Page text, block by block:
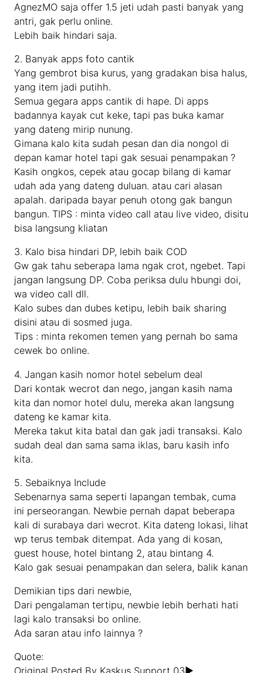
AgnezMO saja offer 1.5 jeti udah pasti banyak yang
antri, gak perlu online.
Lebih baik hindari saja.
2. Banyak apps foto cantik
Yang gembrot bisa kurus, yang gradakan bisa halus,
yang item jadi putihh.
Semua gegara apps cantik di hape. Di apps
badannya kayak cut keke, tapi pas buka kamar
yang dateng mirip nunung.
Gimana kalo kita sudah pesan dan dia nongol di
depan kamar hotel tapi gak sesuai penampakan ?
Kasih ongkos, cepek atau gocap bilang di kamar
udah ada yang dateng duluan. atau cari alasan
apalah. daripada bayar penuh otong gak bangun
bangun. TIPS : minta video call atau live video, disitu
bisa langsung kliatan
3. Kalo bisa hindari DP, lebih baik COD
Gw gak tahu seberapa lama ngak crot, ngebet. Tapi
jangan langsung DP. Coba periksa dulu hbungi doi,
wa video call dll.
Kalo subes dan dubes ketipu, lebih baik sharing
disini atau di sosmed juga.
Tips : minta rekomen temen yang pernah bo sama
cewek bo online.
4. Jangan kasih nomor hotel sebelum deal
Dari kontak wecrot dan nego, jangan kasih nama
kita dan nomor hotel dulu, mereka akan langsung
dateng ke kamar kita.
Mereka takut kita batal dan gak jadi transaksi. Kalo
sudah deal dan sama sama iklas, baru kasih info
kita.
5. Sebaiknya Include
Sebenarnya sama seperti lapangan tembak, cuma
ini perseorangan. Newbie pernah dapat beberapa
kali di surabaya dari wecrot. Kita dateng lokasi, lihat
wp terus tembak ditempat. Ada yang di kosan,
guest house, hotel bintang 2, atau bintang 4.
Kalo gak sesuai penampakan dan selera, balik kanan
Demikian tips dari newbie,
Dari pengalaman tertipu, newbie lebih berhati hati
lagi kalo transaksi bo online.
Ada saran atau info lainnya ?
Quote: